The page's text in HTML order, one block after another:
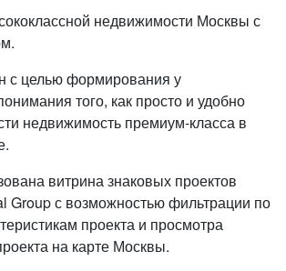
недвижимости Москвы с
с целью формирования у
того, как просто и удобно
недвижимость премиум-класса в
витрина знаковых проектов
Group с возможностью фильтрации по
проекта и просмотра
на карте Москвы.